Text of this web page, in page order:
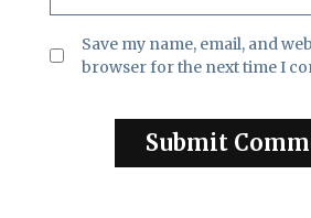
Save my name, email, and
browser for the next time I